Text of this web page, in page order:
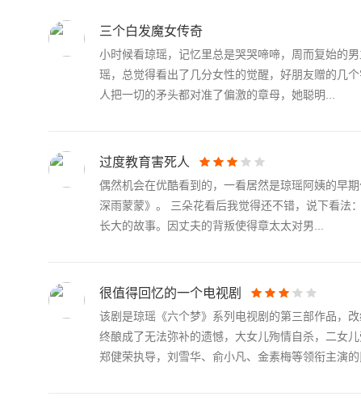
三个白发魔女传奇
小时候看琼瑶，记忆里总是哭哭啼啼，周而复始的
瑶，总觉得看出了几分女性的觉醒，好朋友赠的几
人把一切的矛头都对准了偏激的章母，她聪明...
过度教育害死人
偶然机会在优酷看到的，一看居然是琼瑶阿姨的早
深雨蒙蒙》。 三朵花看后我觉得还不错，说下看法
长大的故事。因丈夫的背叛使得章太太对男...
很值得回忆的一个电视剧
该剧是琼瑶《六个梦》系列电视剧的第三部作品，
终酿成了无法弥补的遗憾，大女儿殉情自杀，二女
郑健荣执导，刘雪华、俞小凡、金素梅等领衔主演的